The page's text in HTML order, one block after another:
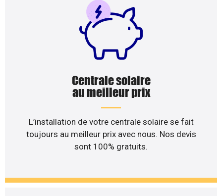
Centrale solaire
au meilleur prix
L’installation de votre centrale solaire se fait
toujours au meilleur prix avec nous. Nos devis
sont 100% gratuits.